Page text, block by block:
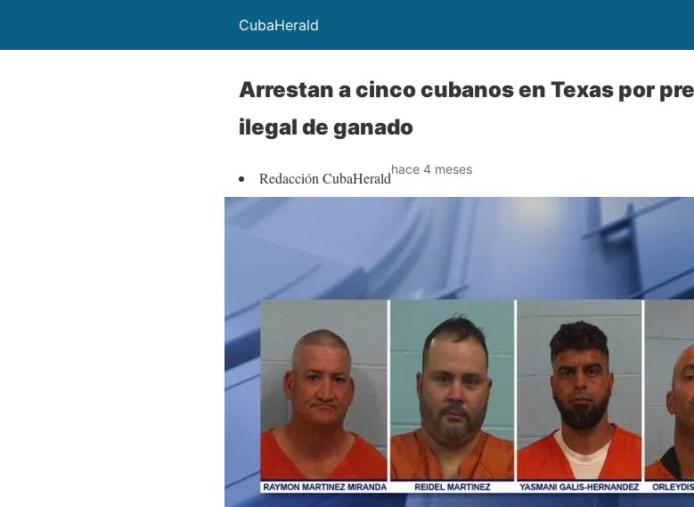
CubaHerald
Arrestan a cinco cubanos en Texas por
ilegal de ganado
Redacción CubaHeraldhace 4 meses